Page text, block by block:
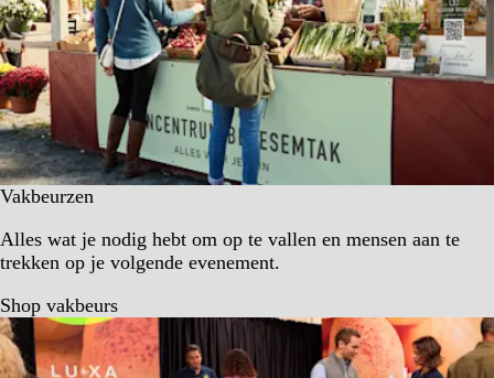
Vakbeurzen
Alles wat je nodig hebt om op te vallen en mensen aan te
trekken op je volgende evenement.
Shop vakbeurs